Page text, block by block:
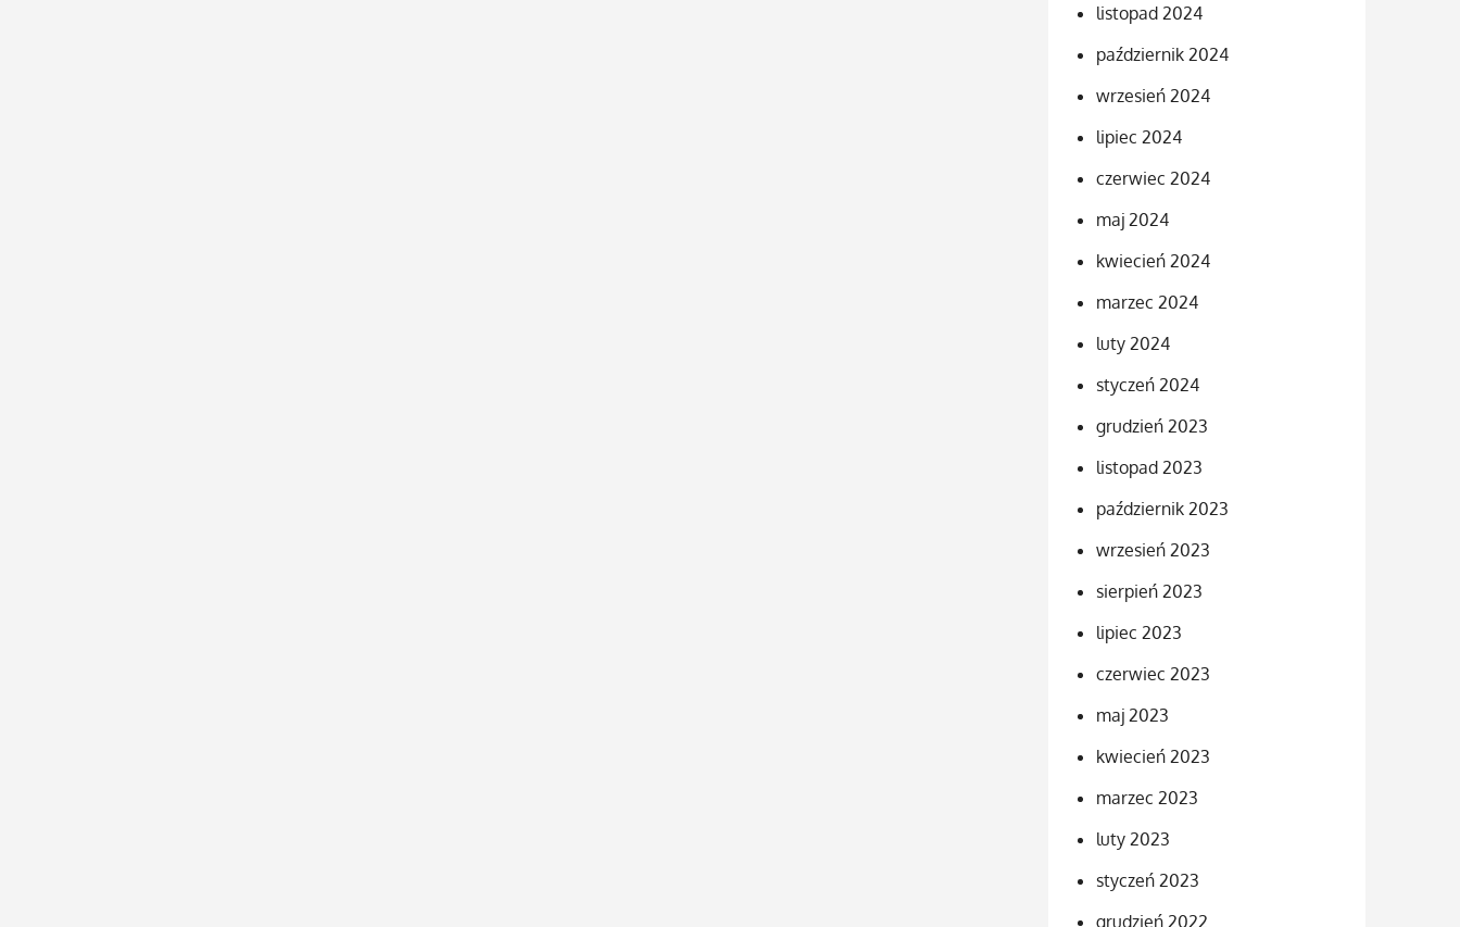
listopad 2024
październik 2024
wrzesień 2024
lipiec 2024
czerwiec 2024
maj 2024
kwiecień 2024
marzec 2024
luty 2024
styczeń 2024
grudzień 2023
listopad 2023
październik 2023
wrzesień 2023
sierpień 2023
lipiec 2023
czerwiec 2023
maj 2023
kwiecień 2023
marzec 2023
luty 2023
styczeń 2023
grudzień 2022